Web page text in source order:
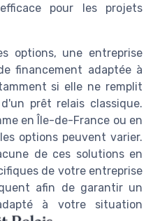
pour les projets
options, une entreprise
financement adaptée à
si elle ne remplit
prêt relais classique.
en Île-de-France ou en
options peuvent varier.
de ces solutions en
de votre entreprise
afin de garantir un
à votre situation